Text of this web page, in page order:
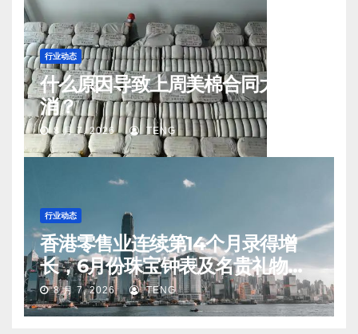
行业动态
什么原因导致上周美棉合同大量取
消？
8 月 7, 2026 TENG
行业动态
香港零售业连续第14个月录得增
长，6月份珠宝钟表及名贵礼物销
售同比升20.1%
8 月 7, 2026 TENG